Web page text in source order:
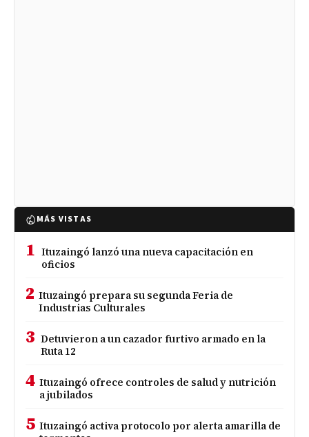
MÁS VISTAS
1 Ituzaingó lanzó una nueva capacitación en
oficios
2 Ituzaingó prepara su segunda Feria de
Industrias Culturales
3 Detuvieron a un cazador furtivo armado en la
Ruta 12
4 Ituzaingó ofrece controles de salud y nutrición
a jubilados
5 Ituzaingó activa protocolo por alerta amarilla de